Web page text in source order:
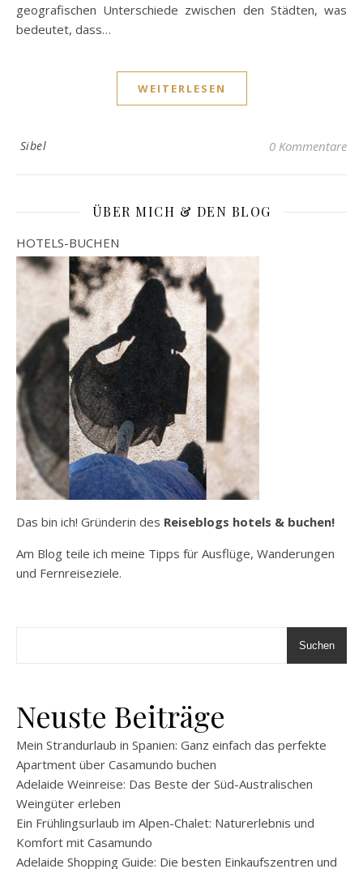
geografischen Unterschiede zwischen den Städten, was
bedeutet, dass…
WEITERLESEN
Sibel 0 Kommentare
ÜBER MICH & DEN BLOG
HOTELS-BUCHEN
Das bin ich! Gründerin des Reiseblogs hotels & buchen!
Am Blog teile ich meine Tipps für Ausflüge, Wanderungen
und Fernreiseziele.
Suchen
Neuste Beiträge
Mein Strandurlaub in Spanien: Ganz einfach das perfekte
Apartment über Casamundo buchen
Adelaide Weinreise: Das Beste der Süd-Australischen
Weingüter erleben
Ein Frühlingsurlaub im Alpen-Chalet: Naturerlebnis und
Komfort mit Casamundo
Adelaide Shopping Guide: Die besten Einkaufszentren und